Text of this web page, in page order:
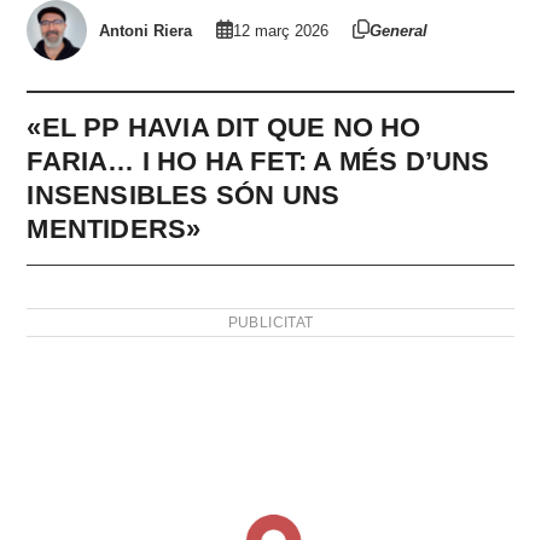
Antoni Riera 12 març 2026 General
«EL PP HAVIA DIT QUE NO HO
FARIA… I HO HA FET: A MÉS D’UNS
INSENSIBLES SÓN UNS
MENTIDERS»
PUBLICITAT